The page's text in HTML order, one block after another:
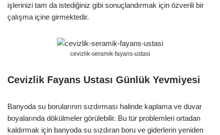
işlerinizi tam da istediğiniz gibi sonuçlandırmak için özverili bir
çalışma içine girmektedir.
cevizlik-seramik-fayans-ustasi
Cevizlik Fayans Ustası Günlük Yevmiyesi
Banyoda su borularının sızdırması halinde kaplama ve duvar
boyalarında dökülmeler görülebilir. Bu tür problemleri ortadan
kaldırmak için banyoda su sızdıran boru ve giderlerin yeniden